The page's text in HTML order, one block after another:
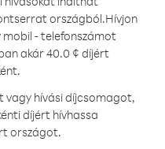
országból.Hívjon
mobil - telefonszámot
akár 40.0 ¢ díjért
vagy hívási díjcsomagot,
díjért hívhassa
országot.